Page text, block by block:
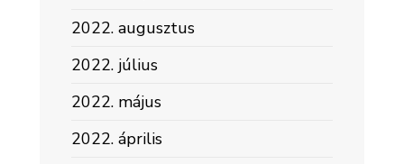
2022. augusztus
2022. július
2022. május
2022. április